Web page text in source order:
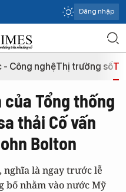
Đăng nhập
- Công nghệThị trường số
Tổng thống
thải Cố vấn
Bolton
nghĩa là ngay trước lễ
bố nhằm vào nước Mỹ